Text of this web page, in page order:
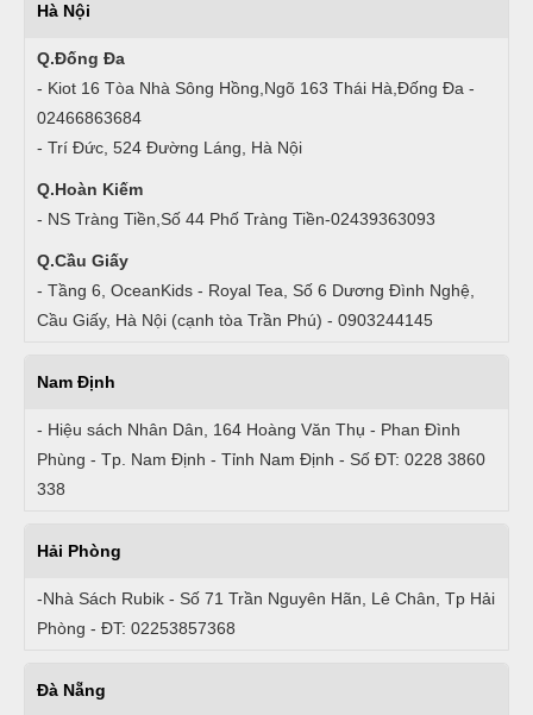
Hà Nội
Q.Đống Đa
- Kiot 16 Tòa Nhà Sông Hồng,Ngõ 163 Thái Hà,Đống Đa -
02466863684
- Trí Đức, 524 Đường Láng, Hà Nội
Q.Hoàn Kiếm
- NS Tràng Tiền,Số 44 Phố Tràng Tiền-02439363093
Q.Cầu Giấy
- Tầng 6, OceanKids - Royal Tea, Số 6 Dương Đình Nghệ,
Cầu Giấy, Hà Nội (cạnh tòa Trần Phú) - 0903244145
Nam Định
- Hiệu sách Nhân Dân, 164 Hoàng Văn Thụ - Phan Đình
Phùng - Tp. Nam Định - Tỉnh Nam Định - Số ĐT: 0228 3860
338
Hải Phòng
-Nhà Sách Rubik - Số 71 Trần Nguyên Hãn, Lê Chân, Tp Hải
Phòng - ĐT: 02253857368
Đà Nẵng